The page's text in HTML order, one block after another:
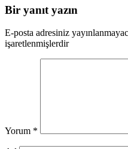
Bir yanıt yazın
E-posta adresiniz
işaretlenmişlerdir
Yorum *